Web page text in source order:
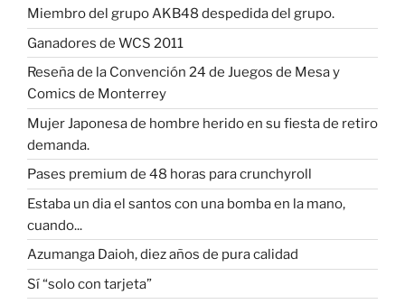
Miembro del grupo AKB48 despedida del grupo.
Ganadores de WCS 2011
Reseña de la Convención 24 de Juegos de Mesa y
Comics de Monterrey
Mujer Japonesa de hombre herido en su fiesta de retiro
demanda.
Pases premium de 48 horas para crunchyroll
Estaba un dia el santos con una bomba en la mano,
cuando...
Azumanga Daioh, diez años de pura calidad
Sí “solo con tarjeta”